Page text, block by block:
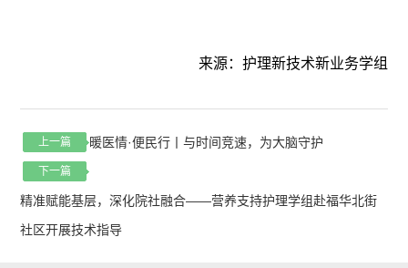
来源：护理新技术新业务学组
上一篇 暖医情·便民行丨与时间竞速，为大脑守护
下一篇
精准赋能基层，深化院社融合——营养支持护理学组赴福华北街
社区开展技术指导